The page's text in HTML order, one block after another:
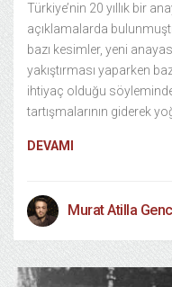
Türkiye’nin 20 yıllık bir
açıklamalarda
bazı kesimler, yeni
yakıştırması yaparken
ihtiyaç olduğu
tartışmalarının giderek
DEVAMI
Murat Atilla